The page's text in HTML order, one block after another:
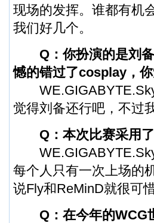
现场的发挥。谁都有机
我们好几个。
Q：你扮演的是刘
憾的错过了cosplay，
WE.GIGABYTE.Sky
觉得刘备还行吧，不过
Q：本次比赛采用
WE.GIGABYTE.Sky
每个人只有一次上场的
说Fly和ReMinD就很可惜
Q：在今年的WCG